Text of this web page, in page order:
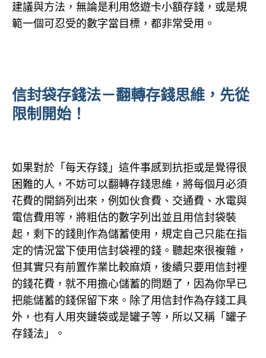
建議與方法，無論是利用悠遊卡小額存錢，或是規
範一個可忍受的數字當目標，都非常受用。
信封袋存錢法－翻轉存錢思維，先從
限制開始！
如果對於「每天存錢」這件事感到抗拒或是覺得很
困難的人，不妨可以翻轉存錢思維，將每個月必須
花費的開銷列出來，例如伙食費、交通費、水電與
電信費用等，將粗估的數字列出並且用信封袋裝
起，剩下的錢則作為儲蓄使用，規定自己只能在指
定的情況當下使用信封袋裡的錢。聽起來很複雜，
但其實只有前置作業比較麻煩，後續只要用信封裡
的錢花費，就不用擔心儲蓄的問題了，因為你早已
把能儲蓄的錢保留下來。除了用信封作為存錢工具
外，也有人用夾鏈袋或是罐子等，所以又稱「罐子
存錢法」。